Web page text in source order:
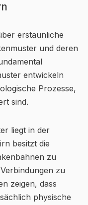
erstaunliche
und deren
entwickeln
Prozesse,
sind.
liegt in der
besitzt die
zu
zu
zeigen, dass
physische